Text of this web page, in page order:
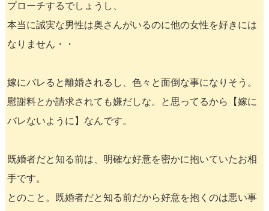
プローチするでしょうし、
本当に誠実な男性は奥さんがいるのに他の女性を好きには
なりません・・
嫁にバレると離婚されるし、色々と面倒な事になりそう。
慰謝料とか請求されても嫌だしな。と思ってるから【嫁に
バレないように】なんです。
既婚者だと知る前は、明確な好意を密かに抱いていたお相
手です。
とのこと。既婚者だと知る前だから好意を抱くのは悪い事